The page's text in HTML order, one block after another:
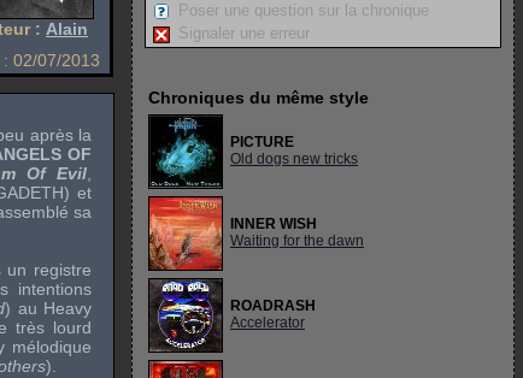
: Alain
: 02/07/2013
après la
OF
Of Evil
) et
sa
un registre
intentions
) au Heavy
très lourd
mélodique
).
Poser une question sur la chronique
Signaler une erreur
Chroniques du même style
PICTURE
Old dogs new tricks
INNER WISH
Waiting for the dawn
ROADRASH
Accelerator